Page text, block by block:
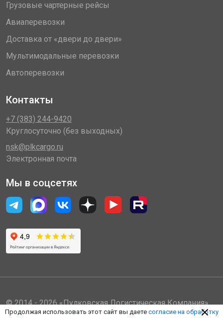
Грузовые чартерные рейсы
Авиаперевозки
Доставка от «двери до двери»
Мультимодальные перевозки
Автоперевозки
Контакты
+7 (383) 244-9420
Круглосуточно (без выходных)
nsk@plkcargo.ru
Электронная почта
Мы в соцсетях
© 2014 - 2026 «Пулковская Логистическая Компания»
(ООО «ПЛК»)
Продолжая использовать этот сайт вы даете согласие на обработку